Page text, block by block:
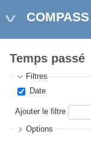
COMPASS
Temps passé
Filtres
Date
Ajouter le filtre
Options